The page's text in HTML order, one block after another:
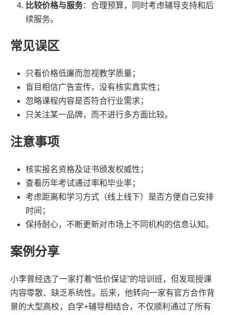
比较价格与服务：合理预算，同时考虑辅导支持和后
续服务。
常见误区
只看价格低廉而忽视教学质量；
盲目相信广告宣传，没有核实真实性；
忽略课程内容是否符合行业需求；
只关注某一品牌，而不进行多方面比较。
注意事项
核实报名资格及证书颁发权威性；
查看历年考试通过率和毕业率；
考虑距离和学习方式（线上线下）是否方便自己安排
时间；
保持耐心，不断更新对市场上不同机构的信息认知。
案例分享
小李曾经选了一家打着“低价保证”的培训班，但发现授课
内容零散、缺乏系统性。后来，他转向一家有官方合作背
景的大型高校，自学+辅导相结合，不仅顺利通过了所有